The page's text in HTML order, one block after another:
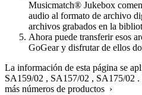
Musicmatch® Jukebox
audio al formato de archivo
archivos grabados en la
Ahora puede transferir esos
GoGear y disfrutar de ellos
La información de esta página se
SA159/02 , SA157/02 , SA175/02 .
más números de productos ›